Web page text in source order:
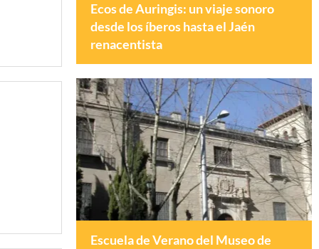
Ecos de Auringis: un viaje sonoro
desde los íberos hasta el Jaén
renacentista
Escuela de Verano del Museo de